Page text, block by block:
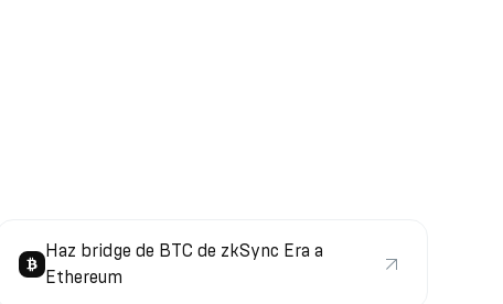
Haz bridge de BTC de zkSync Era a
Ethereum